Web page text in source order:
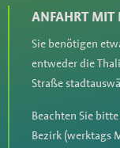
ANFAHRT MIT
Sie benötigen
entweder die
Straße
Beachten Sie
Bezirk (werktags